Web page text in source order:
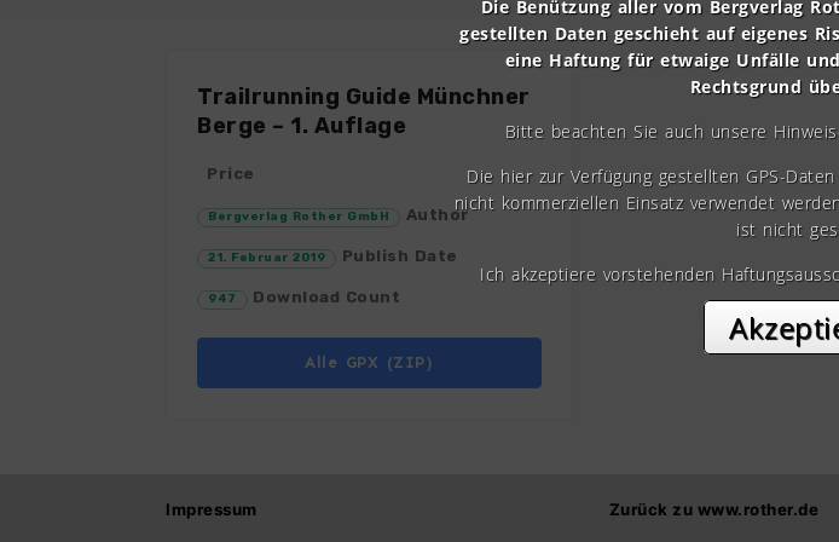
Trailrunning Guide Münchner
Berge – 1. Auflage
Price
Bergverlag Rother GmbH Author
21. Februar 2019 Publish Date
947 Download Count
Alle GPX (ZIP)
Impressum Zurück zu www.rother.de
Die Benützung aller vom Bergverlag
gestellten Daten geschieht auf eigenes
eine Haftung für etwaige Unfälle
Rechtsgrund
Bitte beachten Sie auch unsere
Die hier zur Verfügung gestellten GPS-
nicht kommerziellen Einsatz verwendet
ist nicht
Ich akzeptiere vorstehenden